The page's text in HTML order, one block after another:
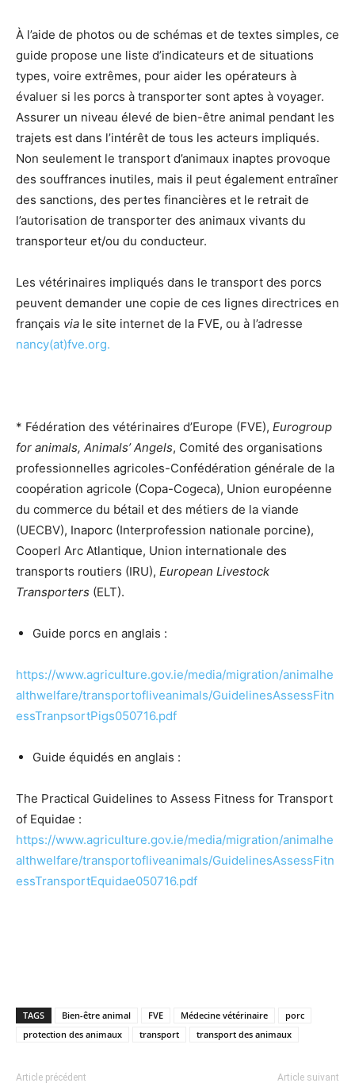
À l’aide de photos ou de schémas et de textes simples, ce
guide propose une liste d’indicateurs et de situations
types, voire extrêmes, pour aider les opérateurs à
évaluer si les porcs à transporter sont aptes à voyager.
Assurer un niveau élevé de bien-être animal pendant les
trajets est dans l’intérêt de tous les acteurs impliqués.
Non seulement le transport d’animaux inaptes provoque
des souffrances inutiles, mais il peut également entraîner
des sanctions, des pertes financières et le retrait de
l’autorisation de transporter des animaux vivants du
transporteur et/ou du conducteur.
Les vétérinaires impliqués dans le transport des porcs
peuvent demander une copie de ces lignes directrices en
français via le site internet de la FVE, ou à l’adresse
nancy(at)fve.org.
* Fédération des vétérinaires d’Europe (FVE), Eurogroup
for animals, Animals’ Angels, Comité des organisations
professionnelles agricoles-Confédération générale de la
coopération agricole (Copa-Cogeca), Union européenne
du commerce du bétail et des métiers de la viande
(UECBV), Inaporc (Interprofession nationale porcine),
Cooperl Arc Atlantique, Union internationale des
transports routiers (IRU), European Livestock
Transporters (ELT).
Guide porcs en anglais :
https://www.agriculture.gov.ie/media/migration/animalhe
althwelfare/transportofliveanimals/GuidelinesAssessFitn
essTranpsortPigs050716.pdf
Guide équidés en anglais :
The Practical Guidelines to Assess Fitness for Transport
of Equidae :
https://www.agriculture.gov.ie/media/migration/animalhe
althwelfare/transportofliveanimals/GuidelinesAssessFitn
essTransportEquidae050716.pdf
TAGS Bien-être animal FVE Médecine vétérinaire
porc
protection des animaux
transport transport des animaux
Article précédent Article suivant